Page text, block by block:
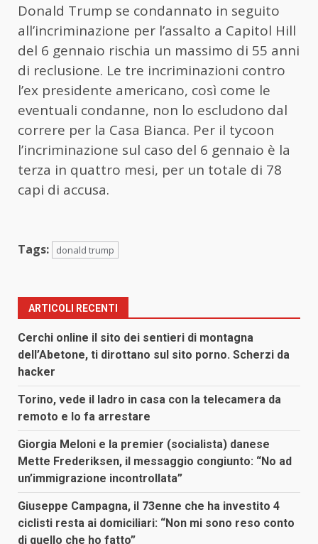
Donald Trump se condannato in seguito
all’incriminazione per l’assalto a Capitol Hill
del 6 gennaio rischia un massimo di 55 anni
di reclusione. Le tre incriminazioni contro
l’ex presidente americano, così come le
eventuali condanne, non lo escludono dal
correre per la Casa Bianca. Per il tycoon
l’incriminazione sul caso del 6 gennaio è la
terza in quattro mesi, per un totale di 78
capi di accusa.
Tags: donald trump
ARTICOLI RECENTI
Cerchi online il sito dei sentieri di montagna
dell’Abetone, ti dirottano sul sito porno. Scherzi da
hacker
Torino, vede il ladro in casa con la telecamera da
remoto e lo fa arrestare
Giorgia Meloni e la premier (socialista) danese
Mette Frederiksen, il messaggio congiunto: “No ad
un’immigrazione incontrollata”
Giuseppe Campagna, il 73enne che ha investito 4
ciclisti resta ai domiciliari: “Non mi sono reso conto
di quello che ho fatto”